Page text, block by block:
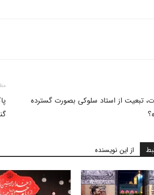
تبعیت از استاد سلوکی بصورت گسترده
از این نویسنده